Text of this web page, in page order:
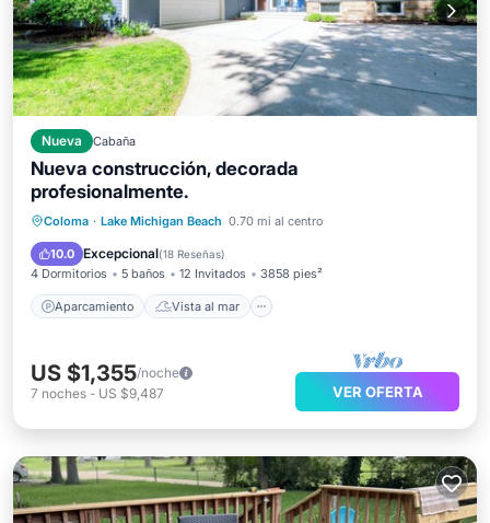
Nueva Cabaña
Nueva construcción, decorada
profesionalmente.
Coloma · Lake Michigan Beach 0.70 mi al centro
10.0 Excepcional(18 Reseñas)
4 Dormitorios 5 baños 12 Invitados 3858 pies²
Aparcamiento Vista al mar
Aparcamiento
Vista al mar
Balcón/Terraza
US $1,355/noche
7 noches - US $9,487 VER OFERTA